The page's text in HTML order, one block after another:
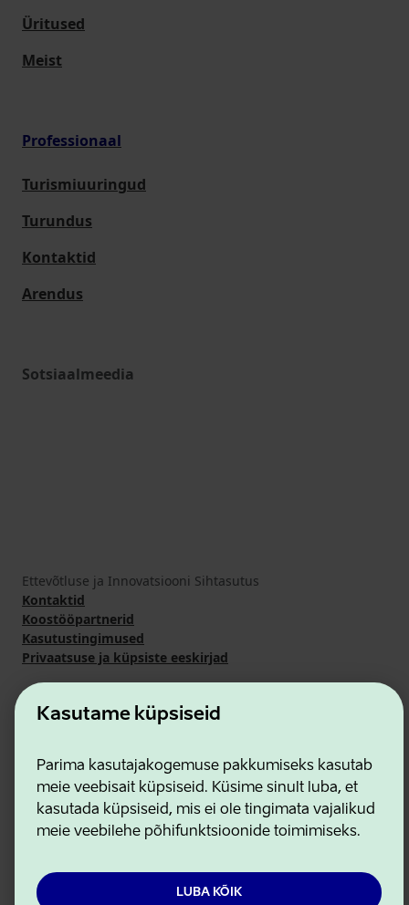
Kasutame küpsiseid
Parima kasutajakogemuse pakkumiseks kasutab
meie veebisait küpsiseid. Küsime sinult luba, et
kasutada küpsiseid, mis ei ole tingimata vajalikud
meie veebilehe põhifunktsioonide toimimiseks.
LUBA KÕIK
Üritused
Meist
Professionaal
Turismiuuringud
Turundus
Kontaktid
Arendus
Sotsiaalmeedia
Ettevõtluse ja Innovatsiooni Sihtasutus
Kontaktid
Koostööpartnerid
Kasutustingimused
Privaatsuse ja küpsiste eeskirjad